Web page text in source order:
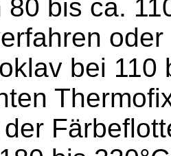
80 bis ca.
bei 110